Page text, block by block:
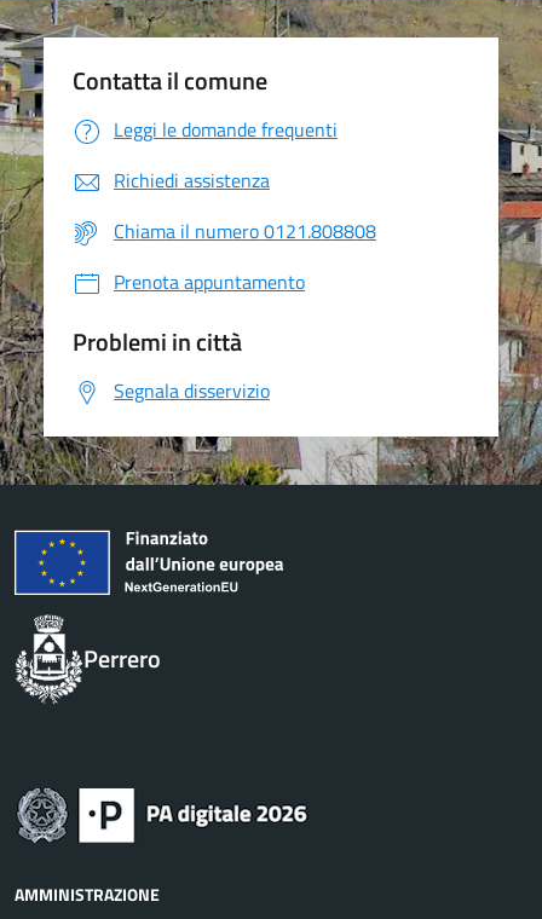
Contatta il comune
Leggi le domande frequenti
Richiedi assistenza
Chiama il numero 0121.808808
Prenota appuntamento
Problemi in città
Segnala disservizio
Perrero
AMMINISTRAZIONE